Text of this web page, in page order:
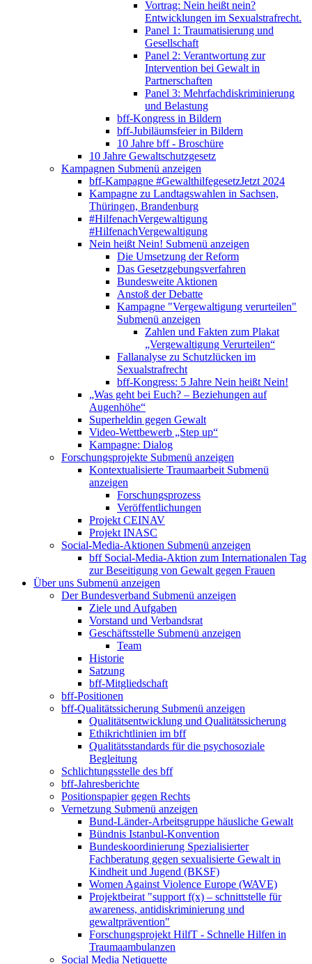
Vortrag: Nein heißt nein?
Entwicklungen im Sexualstrafrecht.
Panel 1: Traumatisierung und
Gesellschaft
Panel 2: Verantwortung zur
Intervention bei Gewalt in
Partnerschaften
Panel 3: Mehrfachdiskriminierung
und Belastung
bff-Kongress in Bildern
bff-Jubiläumsfeier in Bildern
10 Jahre bff - Broschüre
10 Jahre Gewaltschutzgesetz
Kampagnen Submenü anzeigen
bff-Kampagne #GewalthilfegesetzJetzt 2024
Kampagne zu Landtagswahlen in Sachsen,
Thüringen, Brandenburg
#HilfenachVergewaltigung
#HilfenachVergewaltigung
Nein heißt Nein! Submenü anzeigen
Die Umsetzung der Reform
Das Gesetzgebungsverfahren
Bundesweite Aktionen
Anstoß der Debatte
Kampagne "Vergewaltigung verurteilen"
Submenü anzeigen
Zahlen und Fakten zum Plakat
„Vergewaltigung Verurteilen“
Fallanalyse zu Schutzlücken im
Sexualstrafrecht
bff-Kongress: 5 Jahre Nein heißt Nein!
„Was geht bei Euch? – Beziehungen auf
Augenhöhe“
Superheldin gegen Gewalt
Video-Wettbewerb „Step up“
Kampagne: Dialog
Forschungsprojekte Submenü anzeigen
Kontextualisierte Traumaarbeit Submenü
anzeigen
Forschungsprozess
Veröffentlichungen
Projekt CEINAV
Projekt INASC
Social-Media-Aktionen Submenü anzeigen
bff Social-Media-Aktion zum Internationalen Tag
zur Beseitigung von Gewalt gegen Frauen
Über uns Submenü anzeigen
Der Bundesverband Submenü anzeigen
Ziele und Aufgaben
Vorstand und Verbandsrat
Geschäftsstelle Submenü anzeigen
Team
Historie
Satzung
bff-Mitgliedschaft
bff-Positionen
bff-Qualitätssicherung Submenü anzeigen
Qualitätsentwicklung und Qualitätssicherung
Ethikrichtlinien im bff
Qualitätsstandards für die psychosoziale
Begleitung
Schlichtungsstelle des bff
bff-Jahresberichte
Positionspapier gegen Rechts
Vernetzung Submenü anzeigen
Bund-Länder-Arbeitsgruppe häusliche Gewalt
Bündnis Istanbul-Konvention
Bundeskoordinierung Spezialisierter
Fachberatung gegen sexualisierte Gewalt in
Kindheit und Jugend (BKSF)
Women Against Violence Europe (WAVE)
Projektbeirat "support f(x) – schnittstelle für
awareness, antidiskriminierung und
gewaltprävention"
Forschungsprojekt HilfT - Schnelle Hilfen in
Traumaambulanzen
Social Media Netiquette